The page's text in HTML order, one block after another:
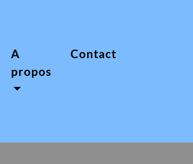
A
propos
Contact